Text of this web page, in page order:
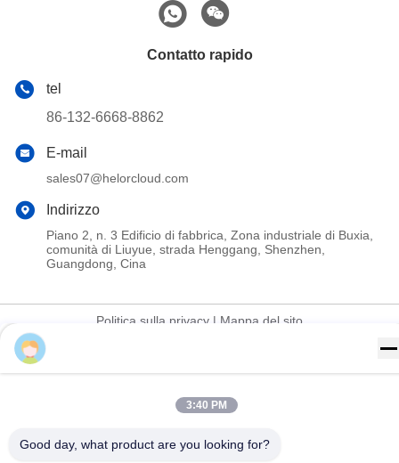
Dimostrazione Interfaccia Mini PC Soft Router
3:40 PM
Good day, what product are you looking for?